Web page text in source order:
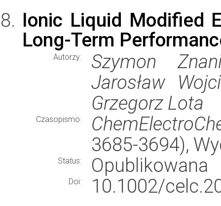
Ionic Liquid Modified
Long-Term
Autorzy:
Szymon
Jarosław
Grzegorz Lota
Czasopismo:
3685-3694),
Status: Opublikowana
Doi:
10.1002/